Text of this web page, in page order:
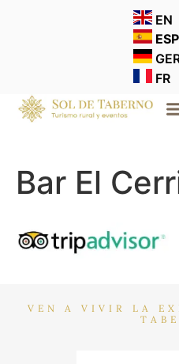
EN
ESP
FR
Bar El
VEN A VIVIR LA